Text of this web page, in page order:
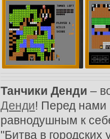
до 50
Мб,
Танчики Денди –
Денди! Перед нами
равнодушным к
"Битва в городских